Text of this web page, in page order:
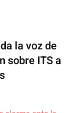
la voz de
sobre ITS a